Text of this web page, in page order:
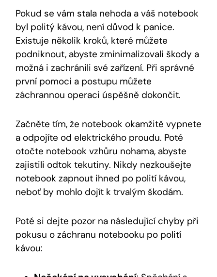
Pokud se vám stala nehoda a váš notebook
byl politý kávou, není důvod k panice.
Existuje několik kroků, které můžete
podniknout, abyste zminimalizovali škody a
možná i zachránili své zařízení. Při správné
první pomoci a postupu můžete
záchrannou operaci úspěšně dokončit.
Začněte tím, že notebook okamžitě vypnete
a odpojíte od elektrického proudu. Poté
otočte notebook vzhůru nohama, abyste
zajistili odtok tekutiny. Nikdy nezkoušejte
notebook zapnout ihned po polití kávou,
neboť by mohlo dojít k trvalým škodám.
Poté si dejte pozor na následující chyby při
pokusu o záchranu notebooku po polití
kávou: